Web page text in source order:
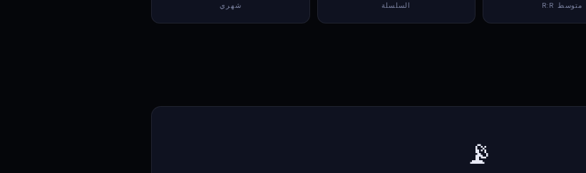
متوسط R:R السلسلة شهري
📡